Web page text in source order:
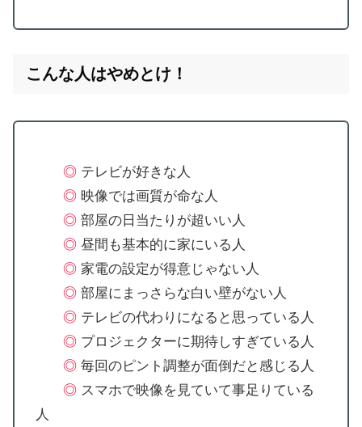
こんな人はやめとけ！
◎ テレビが好きな人
◎ 映像では画質が命な人
◎ 部屋の日当たりが超いい人
◎ 昼間も基本的に家にいる人
◎ 家電の設定が得意じゃない人
◎ 部屋にまっさらな白い壁がない人
◎ テレビの代わりになると思っている人
◎ プロジェクターに期待しすぎている人
◎ 毎回のピント調整が面倒だと感じる人
◎ スマホで映像を見ていて事足りている
人